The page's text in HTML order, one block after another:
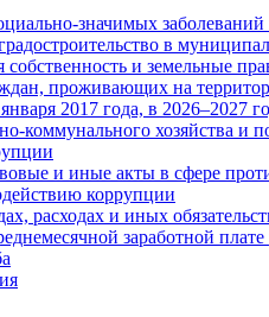
значимых
в
и земельные
проживающих на
2017 года, в 2026–2027
коммунального хозяйства и
и иные акты в сфере
коррупции
расходах и иных
заработной